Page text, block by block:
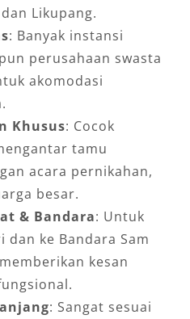
Likupang.
: Banyak instansi
perusahaan swasta
akomodasi
Khusus: Cocok
tamu
acara pernikahan,
besar.
& Bandara: Untuk
ke Bandara Sam
kesan
: Sangat sesuai